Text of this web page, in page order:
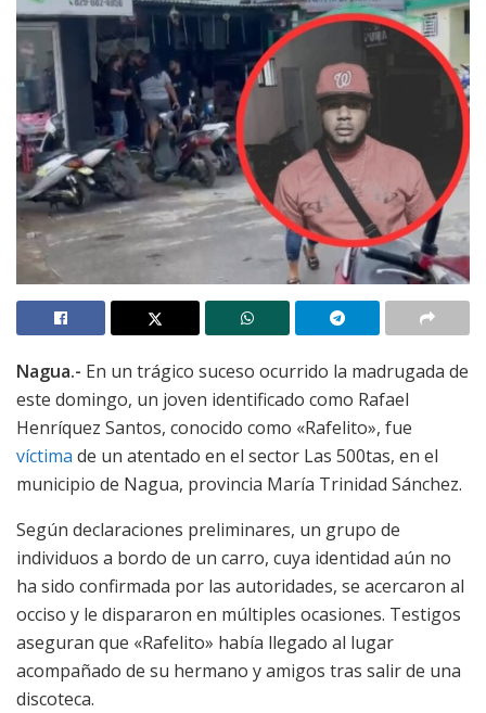
Nagua.- En un trágico suceso ocurrido la madrugada de
este domingo, un joven identificado como Rafael
Henríquez Santos, conocido como «Rafelito», fue
víctima de un atentado en el sector Las 500tas, en el
municipio de Nagua, provincia María Trinidad Sánchez.
Según declaraciones preliminares, un grupo de
individuos a bordo de un carro, cuya identidad aún no
ha sido confirmada por las autoridades, se acercaron al
occiso y le dispararon en múltiples ocasiones. Testigos
aseguran que «Rafelito» había llegado al lugar
acompañado de su hermano y amigos tras salir de una
discoteca.